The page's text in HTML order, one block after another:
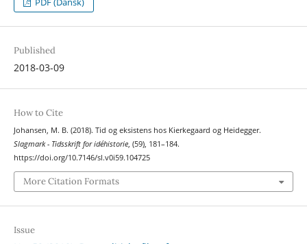
Published
2018-03-09
How to Cite
Johansen, M. B. (2018). Tid og eksistens hos Kierkegaard og Heidegger.
Slagmark - Tidsskrift for idéhistorie, (59), 181–184.
https://doi.org/10.7146/sl.v0i59.104725
More Citation Formats
Issue